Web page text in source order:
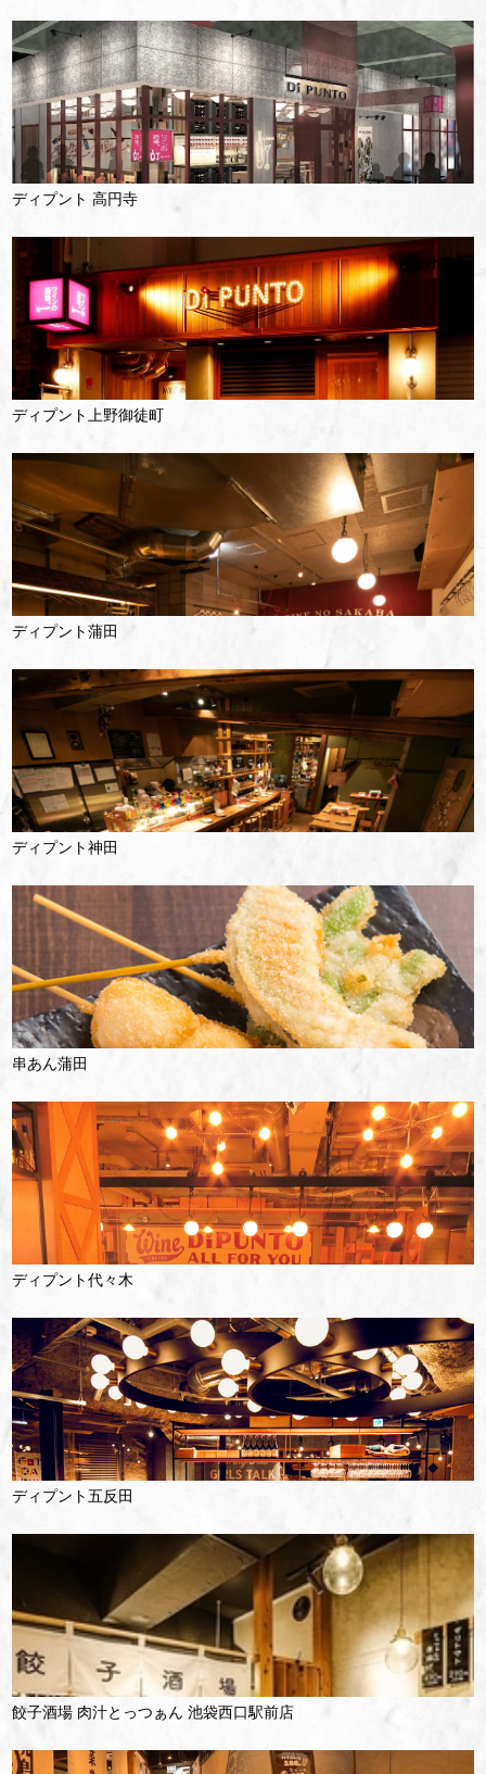
ディプント 高円寺
ディプント上野御徒町
ディプント蒲田
ディプント神田
串あん蒲田
ディプント代々木
ディプント五反田
餃子酒場 肉汁とっつぁん 池袋西口駅前店